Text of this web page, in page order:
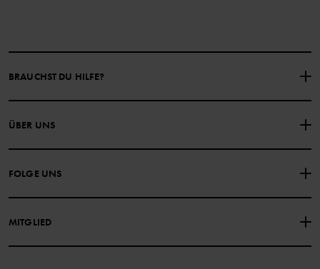
BRAUCHST DU HILFE?
NIMM KONTAKT ZU UNS AUF
HÄUFIG GESTELLTE FRAGEN EINKAUFSBEDINGUNGEN
DATENSCHUTZRICHTLINIE
ÜBER UNS
FOLGE UNS
MITGLIED